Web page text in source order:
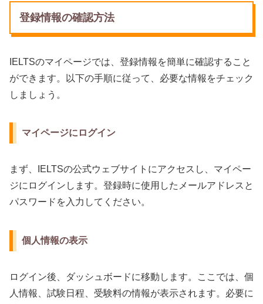
登録情報の確認方法
IELTSのマイページでは、登録情報を簡単に確認すること
ができます。以下の手順に従って、必要な情報をチェック
しましょう。
マイページにログイン
まず、IELTSの公式ウェブサイトにアクセスし、マイペー
ジにログインします。登録時に使用したメールアドレスと
パスワードを入力してください。
個人情報の表示
ログイン後、ダッシュボードに移動します。ここでは、個
人情報、試験日程、受験料の情報が表示されます。必要に